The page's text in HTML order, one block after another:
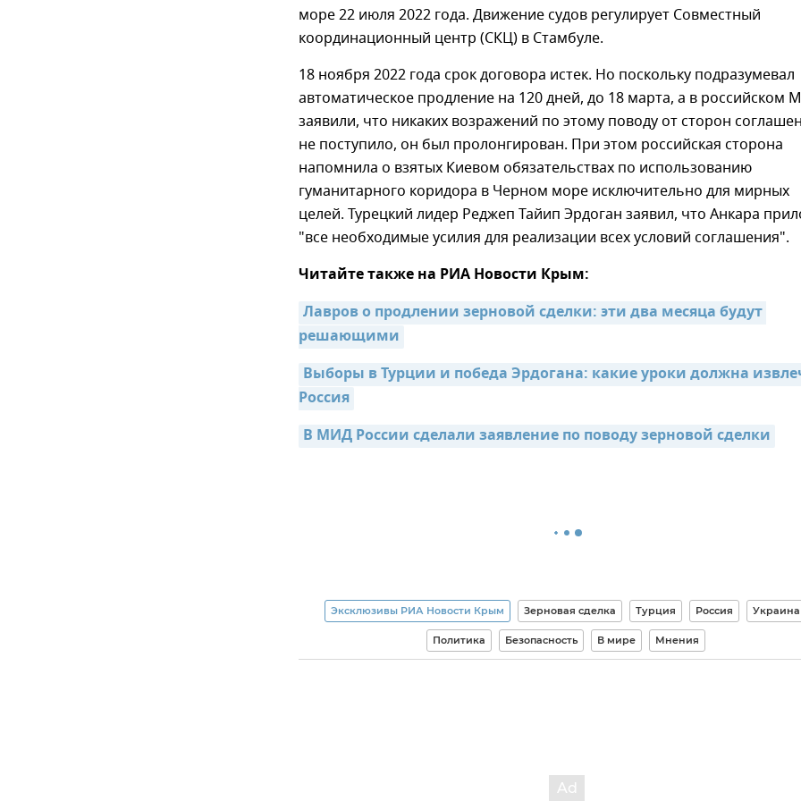
море 22 июля 2022 года. Движение судов регулирует Совместный
координационный центр (СКЦ) в Стамбуле.
18 ноября 2022 года срок договора истек. Но поскольку подразумевал
автоматическое продление на 120 дней, до 18 марта, а в российском
заявили, что никаких возражений по этому поводу от сторон
не поступило, он был пролонгирован. При этом российская сторона
напомнила о взятых Киевом обязательствах по использованию
гуманитарного коридора в Черном море исключительно для мирных
целей. Турецкий лидер Реджеп Тайип Эрдоган заявил, что Анкара
"все необходимые усилия для реализации всех условий соглашения".
Читайте также на РИА Новости Крым:
Лавров о продлении зерновой сделки: эти два месяца будут
решающими
Выборы в Турции и победа Эрдогана: какие уроки должна
Россия
В МИД России сделали заявление по поводу зерновой сделки
Эксклюзивы РИА Новости Крым Зерновая сделка Турция Россия Украина
Политика Безопасность В мире Мнения